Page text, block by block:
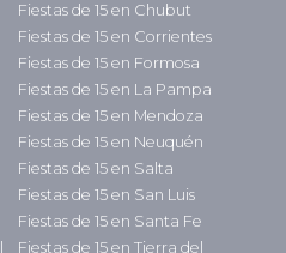
Fiestas de 15 en Chubut
Fiestas de 15 en Corrientes
Fiestas de 15 en Formosa
Fiestas de 15 en La Pampa
Fiestas de 15 en Mendoza
Fiestas de 15 en Neuquén
Fiestas de 15 en Salta
Fiestas de 15 en San Luis
Fiestas de 15 en Santa Fe
Fiestas de 15 en Tierra del